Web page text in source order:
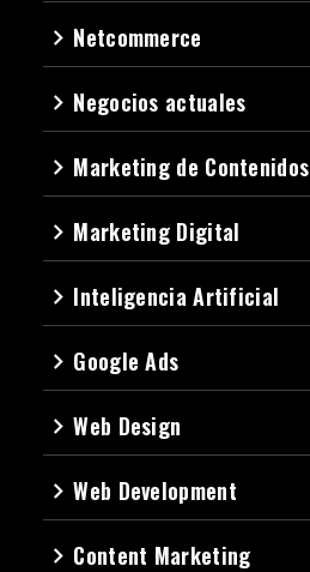
navigate_next Netcommerce
navigate_next Negocios actuales
navigate_next Marketing de Contenidos
navigate_next Marketing Digital
navigate_next Inteligencia Artificial
navigate_next Google Ads
navigate_nextWeb Design
navigate_nextWeb Development
navigate_next Content Marketing